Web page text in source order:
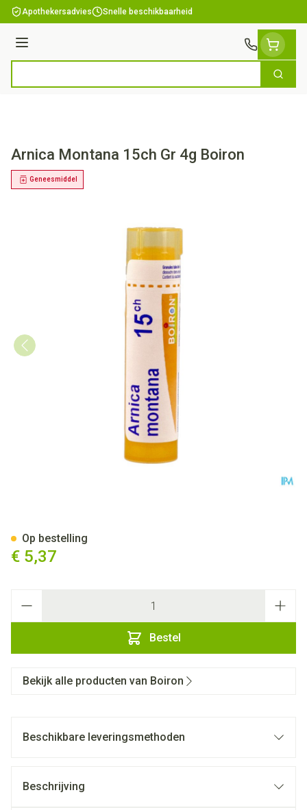
Ga naar de inhoud
Apothekersadvies Snelle beschikbaarheid
Menu
Zoek
Arnica Montana 15ch Gr 4g Boiron
Geneesmiddel
€ 5,37
Bestel
Op bestelling
Bekijk alle producten van Boiron
Beschikbare leveringsmethoden
Beschrijving